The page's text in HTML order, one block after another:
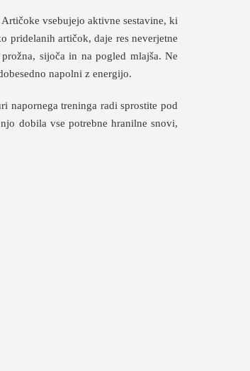
vsebujejo aktivne sestavine, ki
pridelanih artičok, daje res neverjetne
sijoča in na pogled mlajša. Ne
napolni z energijo.
napornega treninga radi sprostite pod
dobila vse potrebne hranilne snovi,